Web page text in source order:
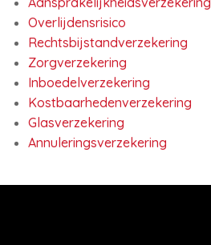
Overlijdensrisico
Rechtsbijstandverzekering
Zorgverzekering
Inboedelverzekering
Kostbaarhedenverzekering
Glasverzekering
Annuleringsverzekering